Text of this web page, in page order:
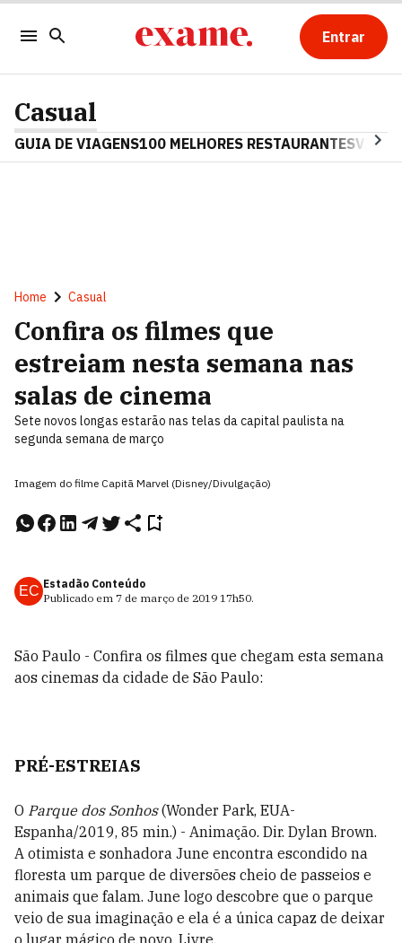
Entrar
Casual
GUIA DE VIAGENS100 MELHORES RESTAURANTES
Home Casual
Confira os filmes que
estreiam nesta semana nas
salas de cinema
Sete novos longas estarão nas telas da capital paulista na
segunda semana de março
Imagem do filme Capitã Marvel (Disney/Divulgação)
EC Estadão Conteúdo
Publicado em 7 de março de 2019 17h50.
São Paulo - Confira os filmes que chegam esta semana
aos cinemas da cidade de São Paulo:
PRÉ-ESTREIAS
O Parque dos Sonhos(Wonder Park, EUA-
Espanha/2019, 85 min.) - Animação. Dir. Dylan Brown.
A otimista e sonhadora June encontra escondido na
floresta um parque de diversões cheio de passeios e
animais que falam. June logo descobre que o parque
veio de sua imaginação e ela é a única capaz de deixar
o lugar mágico de novo. Livre.